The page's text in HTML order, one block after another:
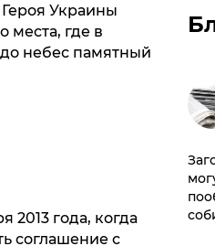
Украины
места, где в
до небес памятный
2013 года, когда
соглашение с